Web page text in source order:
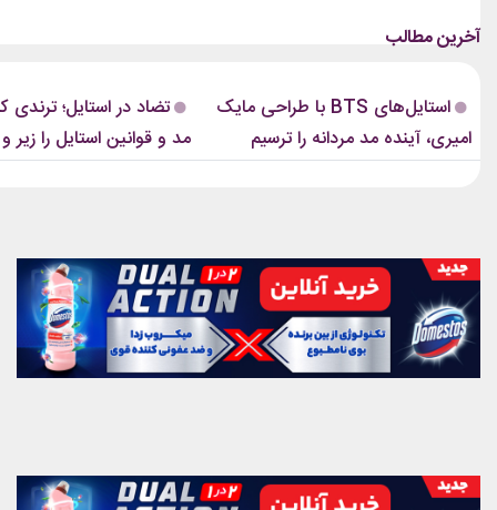
(Amiri)، متعلق به طراح آمریکاییِ ایرانی‌تبار،
است که در تمام این اوت‌فیت‌ها دیده...
این رویکرد، قرار نیست فقط
استایل‌های BTS با طراحی مایک
امیری، آینده مد مردانه را ترسیم
کردند
تضاد در استایل؛ ترندی
مد و قوانین استایل را زیر